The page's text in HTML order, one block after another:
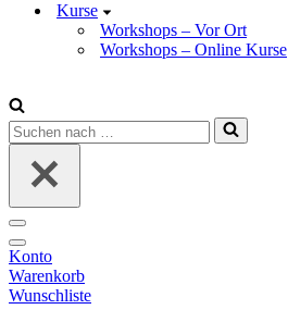
Kurse
Workshops – Vor Ort
Workshops – Online Kurse
Suchen
nach …
Navigations-
Menü
Navigations-
Menü
Konto
Warenkorb
Wunschliste